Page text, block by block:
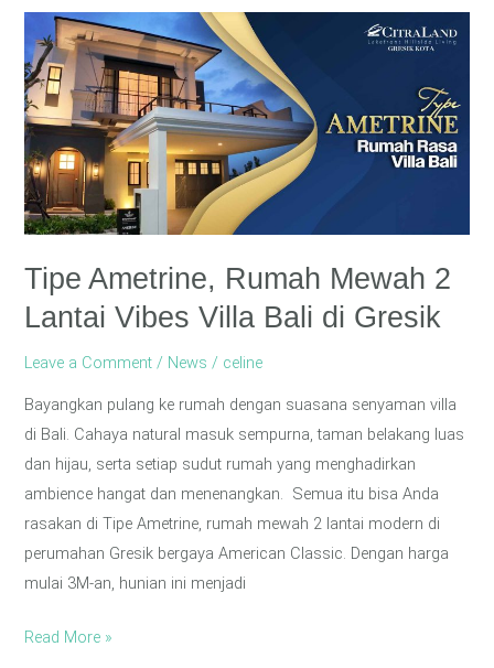
Tipe Ametrine, Rumah Mewah 2
Lantai Vibes Villa Bali di Gresik
Leave a Comment / News / celine
Bayangkan pulang ke rumah dengan suasana senyaman villa
di Bali. Cahaya natural masuk sempurna, taman belakang luas
dan hijau, serta setiap sudut rumah yang menghadirkan
ambience hangat dan menenangkan. Semua itu bisa Anda
rasakan di Tipe Ametrine, rumah mewah 2 lantai modern di
perumahan Gresik bergaya American Classic. Dengan harga
mulai 3M-an, hunian ini menjadi
Tipe
Ametrine,
Rumah
Mewah
2
Lantai
Vibes
Villa
Bali
di
Gresik
Read More »